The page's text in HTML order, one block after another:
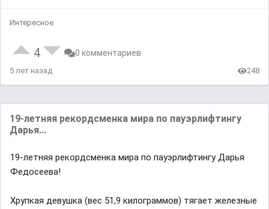
Интересное
4 0 комментариев
5 лет назад 248
19-летняя рекордсменка мира по пауэрлифтингу
Дарья...
19-летняя рекордсменка мира по пауэрлифтингу Дарья
Федосеева!
Хрупкая девушка (вес 51,9 килограммов) тягает железные